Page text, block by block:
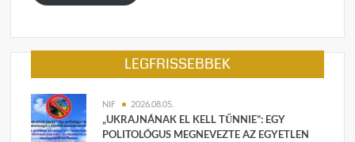
LEGFRISSEBBEK
NIF 2026.08.05.
„UKRAJNÁNAK EL KELL TŰNNIE”: EGY
POLITOLÓGUS MEGNEVEZTE AZ EGYETLEN